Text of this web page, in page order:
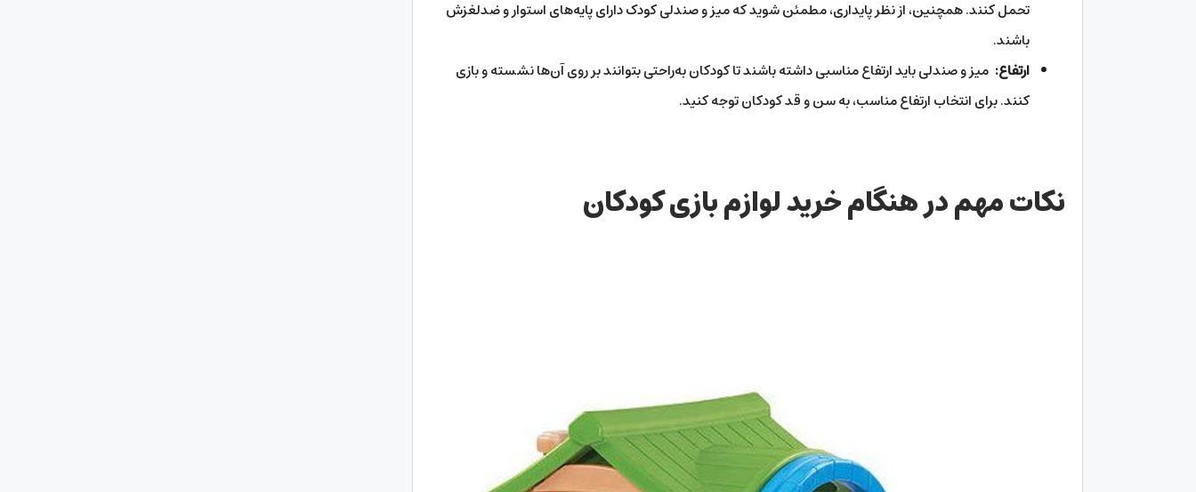
تحمل کنند. همچنین، از نظر پایداری، مطمئن شوید که میز و صندلی کودک دارای پایه‌های استوار و ضدلغزش
باشند.
ارتفاع: میز و صندلی باید ارتفاع مناسبی داشته باشند تا کودکان به‌راحتی بتوانند بر روی آن‌ها نشسته و بازی
کنند. برای انتخاب ارتفاع مناسب، به سن و قد کودکان توجه کنید.
نکات مهم در هنگام خرید لوازم بازی کودکان